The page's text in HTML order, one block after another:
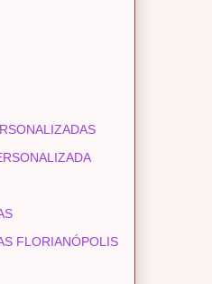
FLORIANÓPOLIS